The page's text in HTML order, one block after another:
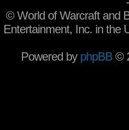
©World of Warcraft and
Entertainment, Inc. in the
Powered by phpBB ©